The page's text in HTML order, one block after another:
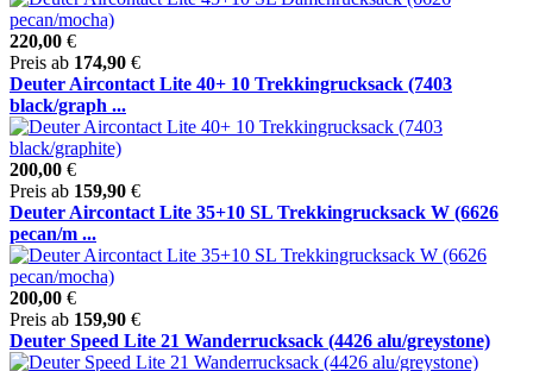
220,00 €
Preis ab 174,90 €
Deuter Aircontact Lite 40+ 10 Trekkingrucksack (7403
black/graph ...
200,00 €
Preis ab 159,90 €
Deuter Aircontact Lite 35+10 SL Trekkingrucksack W (6626
pecan/m ...
200,00 €
Preis ab 159,90 €
Deuter Speed Lite 21 Wanderrucksack (4426 alu/greystone)